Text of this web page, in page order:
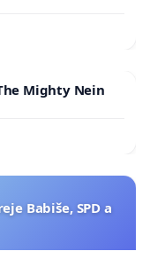
Mighty Nein
Babiše, SPD a